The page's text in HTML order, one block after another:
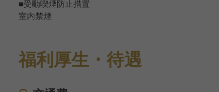
■受動喫煙防止措置
室内禁煙
福利厚生・待遇